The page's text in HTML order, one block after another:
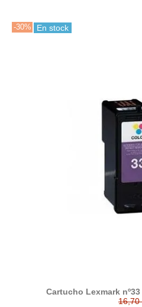
-30% En stock
Cartucho Lexmark
16,70